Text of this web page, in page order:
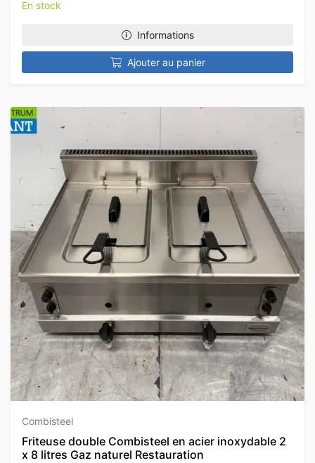
En stock
Informations
Ajouter au panier
Combisteel
Friteuse double Combisteel en acier inoxydable 2
x 8 litres Gaz naturel Restauration